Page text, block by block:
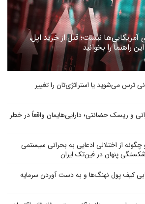
آمریکایی‌ها نیست؛ قبل از خرید اپل،
ترس می‌شوید یا استراتژی‌تان را تغییر
و ریسک حضانتی؛ دارایی‌هایمان واقعاً در خطر
چگونه از اختلالی ادعایی به بحرانی سیستمی
پنهان در فین‌تک ایران
کیف پول‌ نهنگ‌ها و به دست آوردن سرمایه